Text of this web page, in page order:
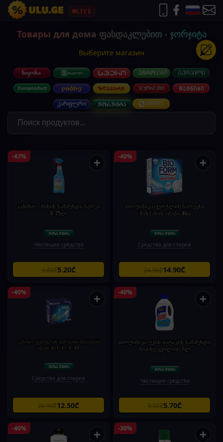
LIVE
Товары для дома ფასდაკლებით - ჯორჯიტა
Выберите магазин
-47% +
კაზინო - მინის საწმენდი სპრეი
0.75ლ
Чистящие средства
9.80₾5.20₾
-40% +
ბიოქიმიკა-ჭურჭლის სარეცხი
მანქანის აბები 40ც
Средства для стирки
24.90₾14.90₾
-40% +
კაზინო-ჭურჭლის სარეცხი მანქანის
აბები 4/1-ში. X 30.
Средства для стирки
20.90₾12.50₾
-40% +
ბიოქიმიკა-ქვის იატაკის საწმენდი
სითხე ცვილით 1ლ
Чистящие средства
9.50₾5.70₾
-40% + -30% +